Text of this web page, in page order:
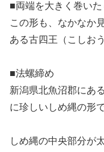
■両端を大きく巻いた
この形も、なかなか
ある古四王（こしお
■法螺締め
新潟県北魚沼郡にあ
に珍しいしめ縄の形で
しめ縄の中央部分が